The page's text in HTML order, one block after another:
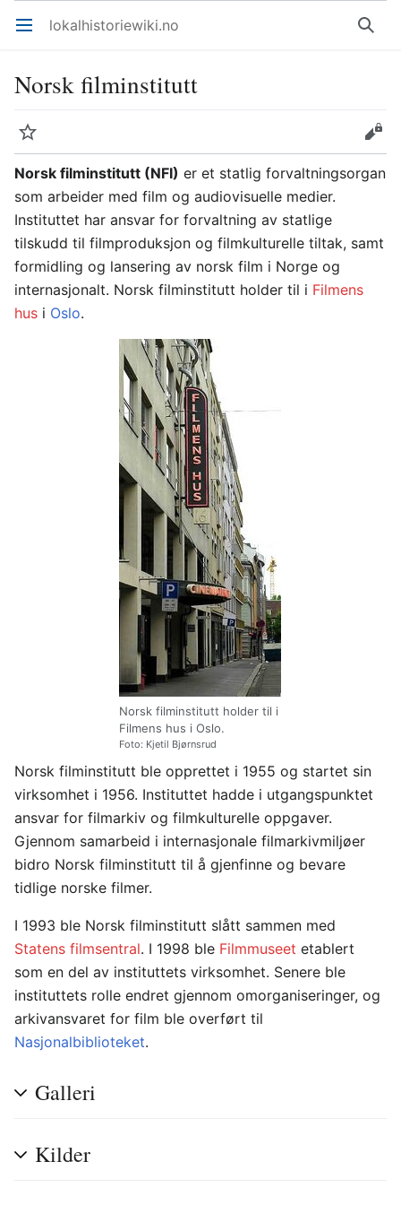
Åpne hovedmenyen lokalhistoriewiki.no Søk
Norsk filminstitutt
Overvåk
Rediger
Norsk filminstitutt (NFI) er et statlig forvaltningsorgan
som arbeider med film og audiovisuelle medier.
Instituttet har ansvar for forvaltning av statlige
tilskudd til filmproduksjon og filmkulturelle tiltak, samt
formidling og lansering av norsk film i Norge og
internasjonalt. Norsk filminstitutt holder til i Filmens
hus i Oslo.
Norsk filminstitutt holder til i
Filmens hus i Oslo.
Foto: Kjetil Bjørnsrud
Norsk filminstitutt ble opprettet i 1955 og startet sin
virksomhet i 1956. Instituttet hadde i utgangspunktet
ansvar for filmarkiv og filmkulturelle oppgaver.
Gjennom samarbeid i internasjonale filmarkivmiljøer
bidro Norsk filminstitutt til å gjenfinne og bevare
tidlige norske filmer.
I 1993 ble Norsk filminstitutt slått sammen med
Statens filmsentral. I 1998 ble Filmmuseet etablert
som en del av instituttets virksomhet. Senere ble
instituttets rolle endret gjennom omorganiseringer, og
arkivansvaret for film ble overført til
Nasjonalbiblioteket.
Galleri
Kilder